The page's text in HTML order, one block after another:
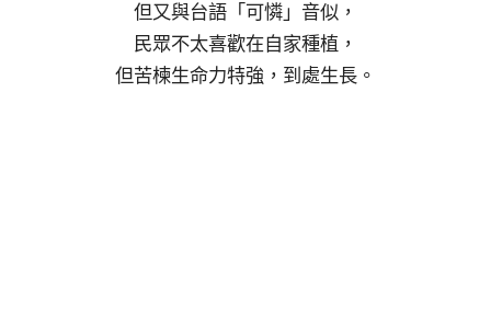
但又與台語「可憐」音似，
民眾不太喜歡在自家種植，
但苦楝生命力特強，到處生長。